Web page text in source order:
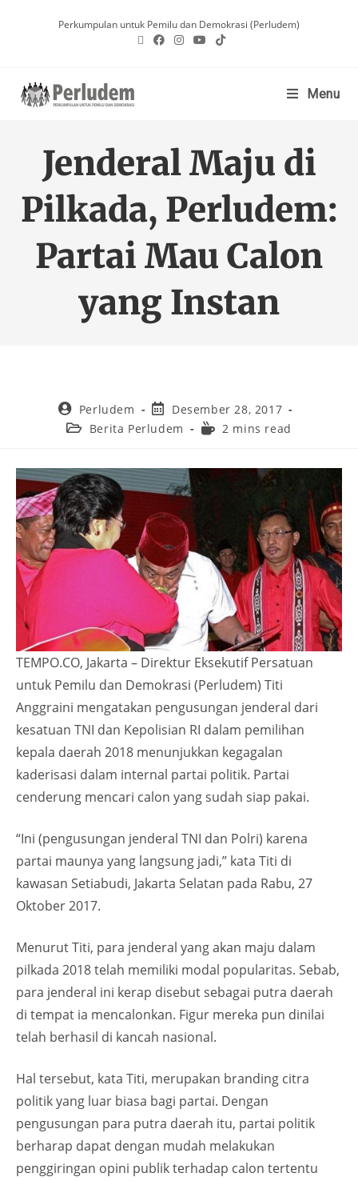
Perkumpulan untuk Pemilu dan Demokrasi (Perludem)
Menu
Jenderal Maju di
Pilkada, Perludem:
Partai Mau Calon
yang Instan
Perludem
Desember 28, 2017
Berita Perludem
2 mins read
TEMPO.CO, Jakarta – Direktur Eksekutif Persatuan
untuk Pemilu dan Demokrasi (Perludem) Titi
Anggraini mengatakan pengusungan jenderal dari
kesatuan TNI dan Kepolisian RI dalam pemilihan
kepala daerah 2018 menunjukkan kegagalan
kaderisasi dalam internal partai politik. Partai
cenderung mencari calon yang sudah siap pakai.
“Ini (pengusungan jenderal TNI dan Polri) karena
partai maunya yang langsung jadi,” kata Titi di
kawasan Setiabudi, Jakarta Selatan pada Rabu, 27
Oktober 2017.
Menurut Titi, para jenderal yang akan maju dalam
pilkada 2018 telah memiliki modal popularitas. Sebab,
para jenderal ini kerap disebut sebagai putra daerah
di tempat ia mencalonkan. Figur mereka pun dinilai
telah berhasil di kancah nasional.
Hal tersebut, kata Titi, merupakan branding citra
politik yang luar biasa bagi partai. Dengan
pengusungan para putra daerah itu, partai politik
berharap dapat dengan mudah melakukan
penggiringan opini publik terhadap calon tertentu